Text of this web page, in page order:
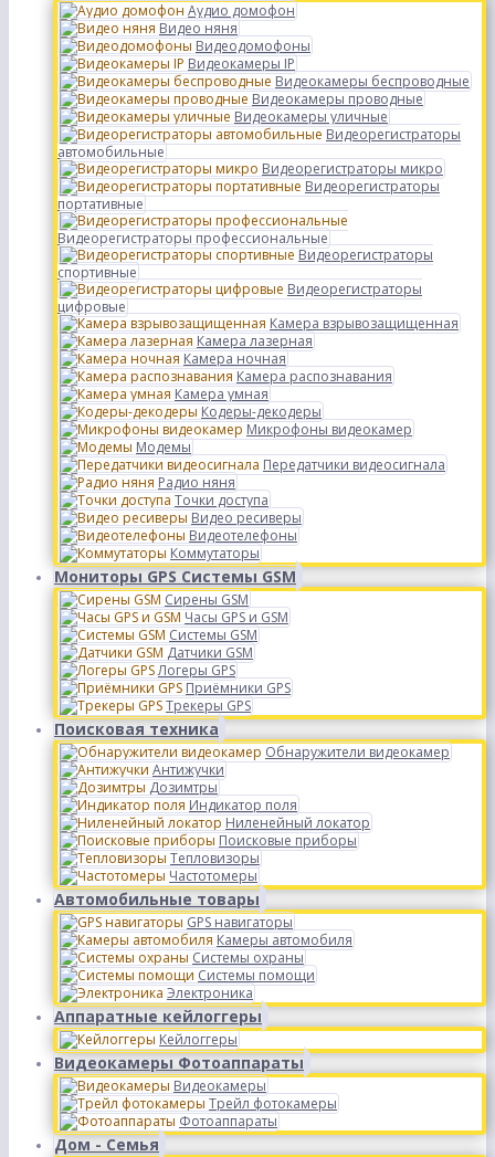
Аудио домофон
Видео няня
Видеодомофоны
Видеокамеры IP
Видеокамеры беспроводные
Видеокамеры проводные
Видеокамеры уличные
Видеорегистраторы
автомобильные
Видеорегистраторы микро
Видеорегистраторы
портативные
Видеорегистраторы профессиональные
Видеорегистраторы
спортивные
Видеорегистраторы
цифровые
Камера взрывозащищенная
Камера лазерная
Камера ночная
Камера распознавания
Камера умная
Кодеры-декодеры
Микрофоны видеокамер
Модемы
Передатчики видеосигнала
Радио няня
Точки доступа
Видео ресиверы
Видеотелефоны
Коммутаторы
Мониторы GPS Системы GSM
Сирены GSM
Часы GPS и GSM
Системы GSM
Датчики GSM
Логеры GPS
Приёмники GPS
Трекеры GPS
Поисковая техника
Обнаружители видеокамер
Антижучки
Дозимтры
Индикатор поля
Ниленейный локатор
Поисковые приборы
Тепловизоры
Частотомеры
Автомобильные товары
GPS навигаторы
Камеры автомобиля
Системы охраны
Системы помощи
Электроника
Аппаратные кейлоггеры
Кейлоггеры
Видеокамеры Фотоаппараты
Видеокамеры
Трейл фотокамеры
Фотоаппараты
Дом - Семья